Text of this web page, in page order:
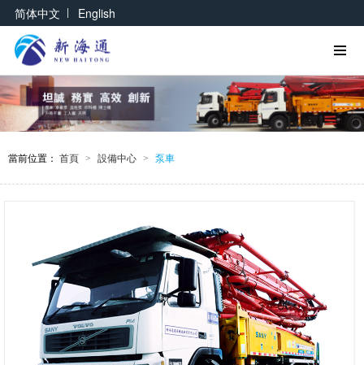
简体中文 | English
當前位置： 首頁 > 設備中心 > 泵車